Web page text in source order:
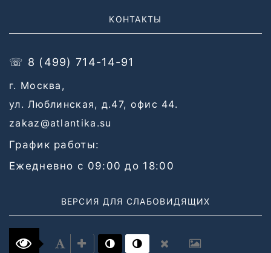
КОНТАКТЫ
☏ 8 (499) 714-14-91
г. Москва,
ул. Люблинская, д.47, офис 44.
zakaz@atlantika.su
График работы:
Ежедневно с 09:00 до 18:00
ВЕРСИЯ ДЛЯ СЛАБОВИДЯЩИХ